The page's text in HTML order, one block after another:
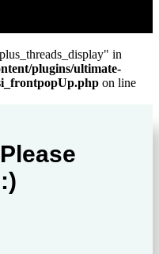
in
plugins/ultimate-
on line